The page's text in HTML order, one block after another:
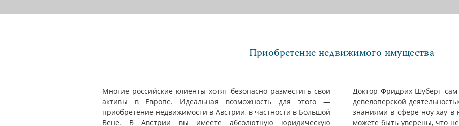
Приобретение недвижимого имущества
Многие российские клиенты хотят безопасно разместить свои
активы в Европе. Идеальная возможность для этого —
приобретение недвижимости в Австрии, в частности в Большой
Вене. В Австрии вы имеете абсолютную юридическую
Доктор Фридрих Шуберт сам
девелоперской
знаниями в сфере ноу-хау в
можете быть уверены, что